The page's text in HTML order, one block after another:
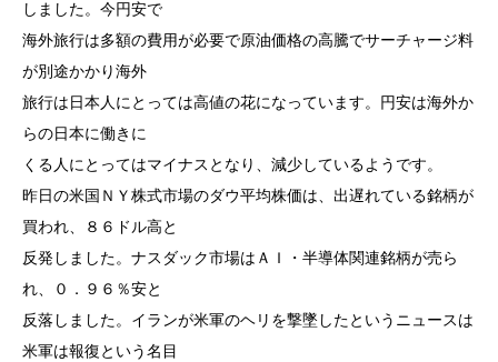
しました。今円安で
海外旅行は多額の費用が必要で原油価格の高騰でサーチャージ料
が別途かかり海外
旅行は日本人にとっては高値の花になっています。円安は海外か
らの日本に働きに
くる人にとってはマイナスとなり、減少しているようです。
昨日の米国ＮＹ株式市場のダウ平均株価は、出遅れている銘柄が
買われ、８６ドル高と
反発しました。ナスダック市場はＡＩ・半導体関連銘柄が売ら
れ、０．９６％安と
反落しました。イランが米軍のヘリを撃墜したというニュースは
米軍は報復という名目